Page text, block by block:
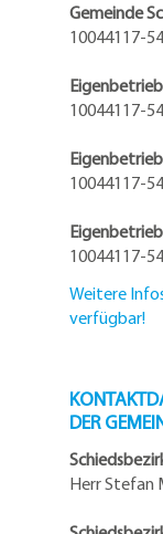
Gemeinde
10044117-
10044117-
10044117-
10044117-
Weitere
verfügbar!
DER
Herr